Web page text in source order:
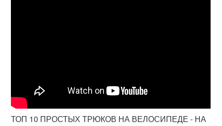
ТОП 10 ПРОСТЫХ ТРЮКОВ НА ВЕЛОСИПЕДЕ - НА